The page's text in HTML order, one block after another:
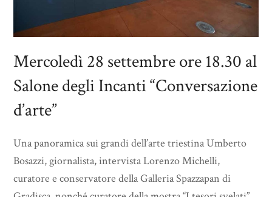
Mercoledì 28 settembre ore 18.30 al
Salone degli Incanti “Conversazione
d’arte”
Una panoramica sui grandi dell’arte triestina Umberto
Bosazzi, giornalista, intervista Lorenzo Michelli,
curatore e conservatore della Galleria Spazzapan di